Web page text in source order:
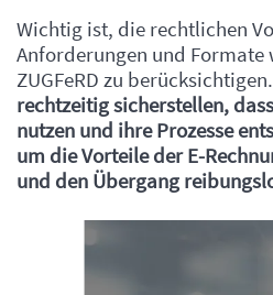
Wichtig ist, die rechtlichen
Anforderungen und Formate
ZUGFeRD zu berücksichtigen.
rechtzeitig sicherstellen,
nutzen und ihre Prozesse
um die Vorteile der E-
und den Übergang